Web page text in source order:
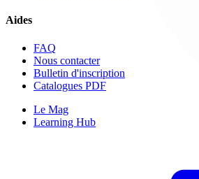
Aides
FAQ
Nous contacter
Bulletin d'inscription
Catalogues PDF
Le Mag
Learning Hub